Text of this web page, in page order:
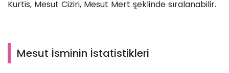
Kurtis, Mesut Ciziri, Mesut Mert şeklinde sıralanabilir.
Mesut İsminin İstatistikleri